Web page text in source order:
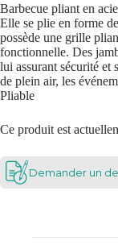
Barbecue pliant en
Elle se plie en forme
possède une grille
fonctionnelle. Des
lui assurant sécurité
de plein air, les
Pliable
Ce produit est
Demander un